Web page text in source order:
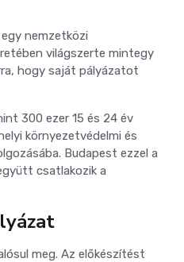
nemzetközi
világszerte mintegy
hogy saját pályázatot
300 ezer 15 és 24 év
környezetvédelmi és
Budapest ezzel a
csatlakozik a
meg. Az előkészítést